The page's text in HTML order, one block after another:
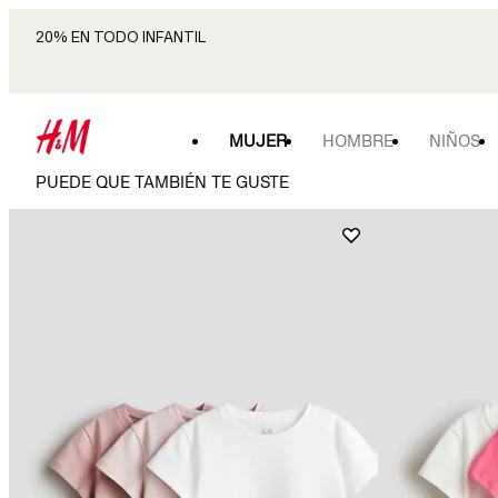
20% EN TODO INFANTIL
MUJER HOMBRE NIÑOS
PUEDE QUE TAMBIÉN TE GUSTE